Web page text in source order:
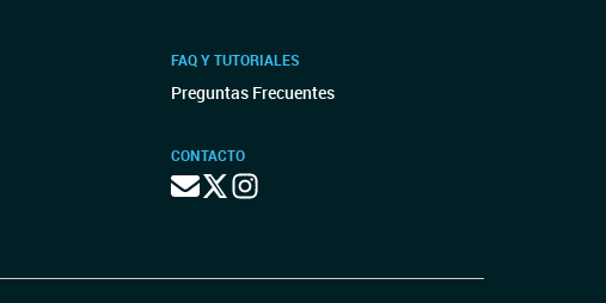
FAQ Y TUTORIALES
Preguntas Frecuentes
CONTACTO